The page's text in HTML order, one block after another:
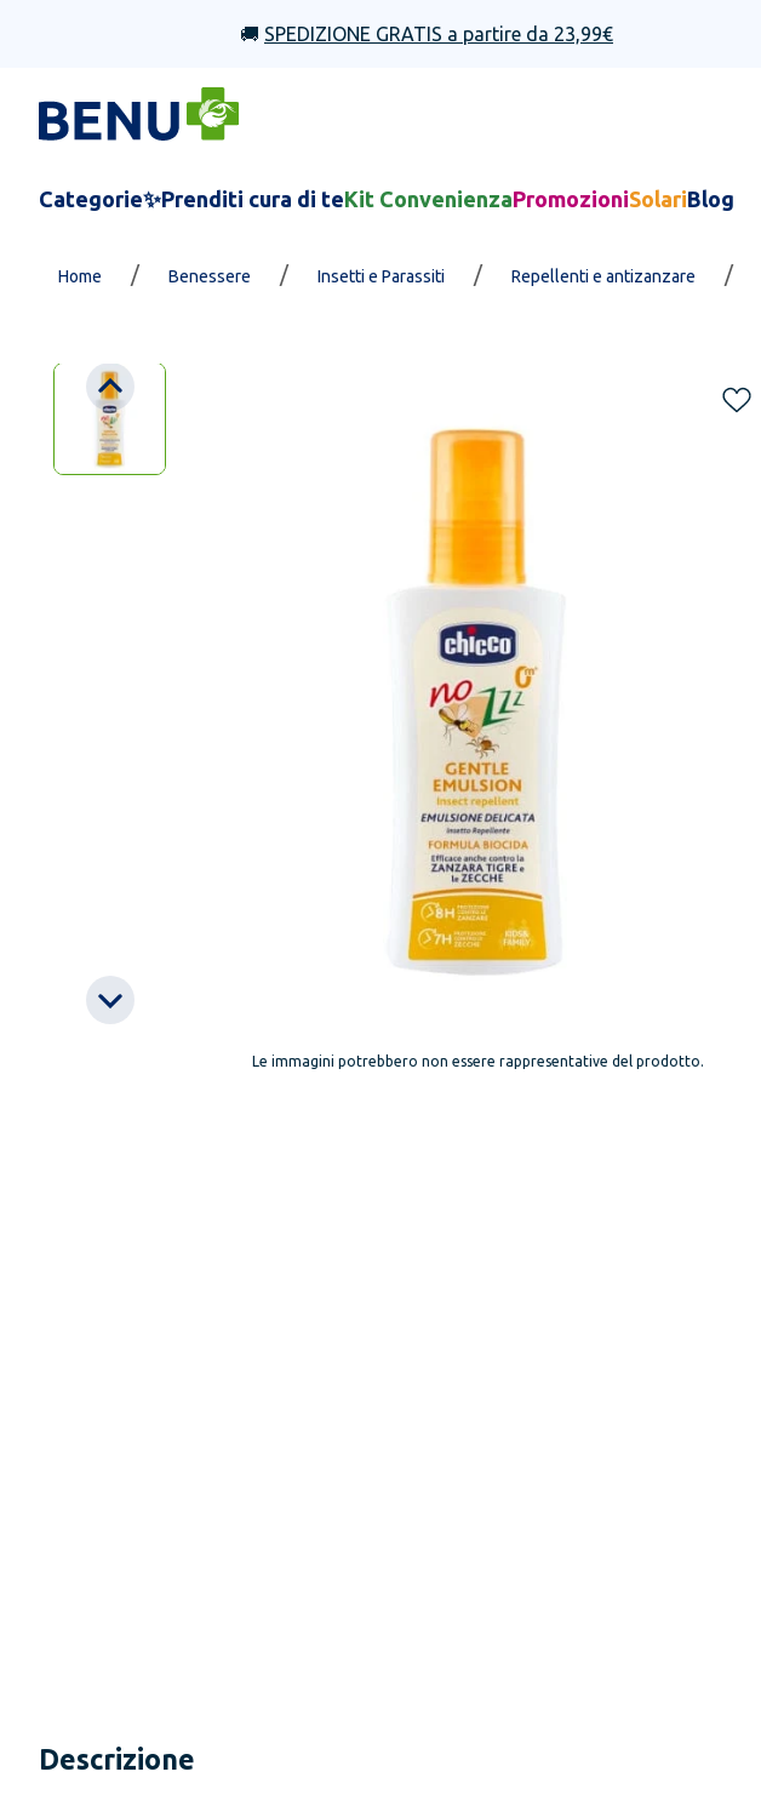
🚚 SPEDIZIONE GRATIS a partire da 23,99€
Categorie✨Prenditi cura di teKit ConvenienzaPromozioniSolariBlog
Home / Benessere / Insetti e Parassiti / Repellenti e antizanzare /
Le immagini potrebbero non essere rappresentative del prodotto.
Descrizione